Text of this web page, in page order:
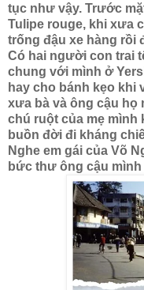
tục như vậy. Trước
Tulipe rouge, khi xưa
trống đậu xe hàng rồi
Có hai người con trai
chung với mình ở
hay cho bánh kẹo khi
xưa bà và ông cậu họ
chú ruột của mẹ mình
buồn đời đi kháng
Nghe em gái của Võ
bức thư ông cậu